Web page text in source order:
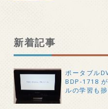
新着記事
ポータブル
BDP-1718
ルの学習も捗